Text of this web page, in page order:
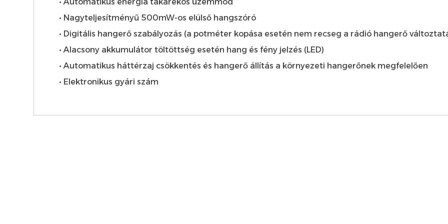
• Nagyteljesítményű 500mW-os elülső hangszóró
• Digitális hangerő szabályozás (a potméter kopása esetén nem recseg a rádió hangerő
• Alacsony akkumulátor töltöttség esetén hang és fény jelzés (LED)
• Automatikus háttérzaj csökkentés és hangerő állítás a környezeti hangerőnek megfelelően
• Elektronikus gyári szám